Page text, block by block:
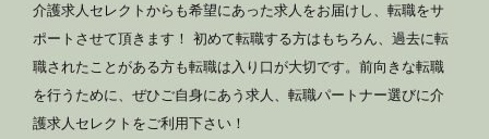
介護求人セレクトからも希望にあった求人をお届けし、転職をサ
ポートさせて頂きます！ 初めて転職する方はもちろん、過去に転
職されたことがある方も転職は入り口が大切です。前向きな転職
を行うために、ぜひご自身にあう求人、転職パートナー選びに介
護求人セレクトをご利用下さい！